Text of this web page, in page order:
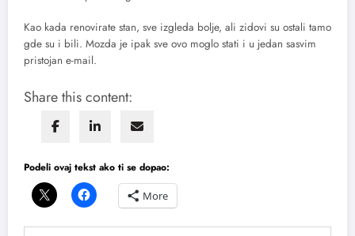
Kao kada renovirate stan, sve izgleda bolje, ali zidovi su ostali tamo
gde su i bili. Mozda je ipak sve ovo moglo stati i u jedan sasvim
pristojan e-mail.
Share this content:
Podeli ovaj tekst ako ti se dopao:
More